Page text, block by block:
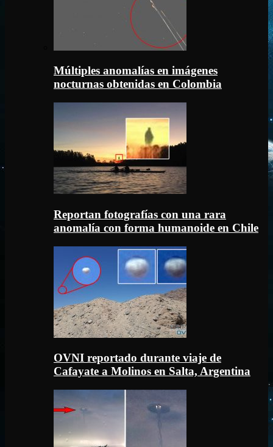
Múltiples anomalías en imágenes
nocturnas obtenidas en Colombia
Reportan fotografías con una rara
anomalía con forma humanoide en Chile
OVNI reportado durante viaje de
Cafayate a Molinos en Salta, Argentina